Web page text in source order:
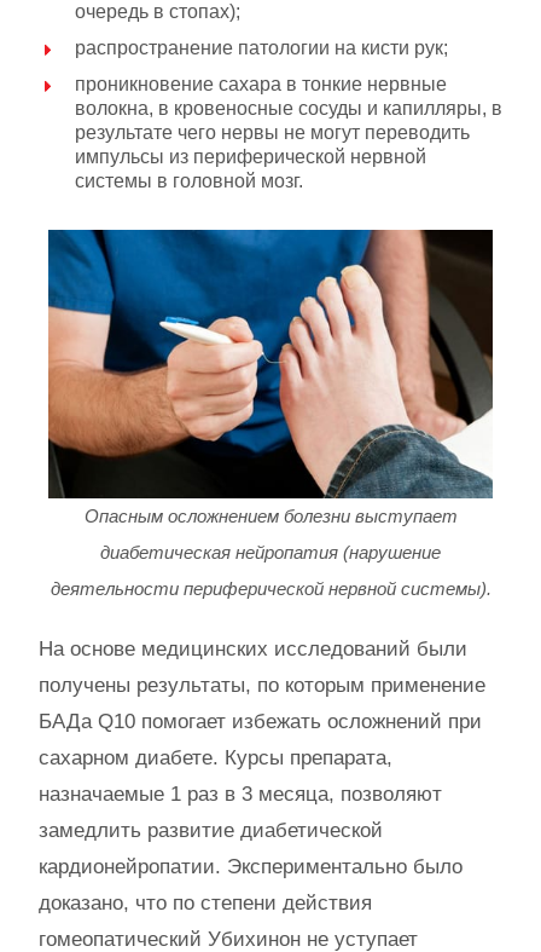
очередь в стопах);
распространение патологии на кисти рук;
проникновение сахара в тонкие нервные
волокна, в кровеносные сосуды и капилляры, в
результате чего нервы не могут переводить
импульсы из периферической нервной
системы в головной мозг.
Опасным осложнением болезни выступает
диабетическая нейропатия (нарушение
деятельности периферической нервной системы).
На основе медицинских исследований были
получены результаты, по которым применение
БАДа Q10 помогает избежать осложнений при
сахарном диабете. Курсы препарата,
назначаемые 1 раз в 3 месяца, позволяют
замедлить развитие диабетической
кардионейропатии. Экспериментально было
доказано, что по степени действия
гомеопатический Убихинон не уступает